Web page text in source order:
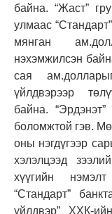
байна. “Жаст”
улмаас
мянган
нэхэмжилсэн
сая
үйлдвэрээр
байна.
боломжтой гэв.
оны нэгдүгээр
хэлэлцээд
хүүгийн
“Стандарт”
үйлдвэр” ХХК-